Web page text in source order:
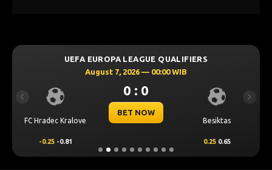
UEFA EUROPA LEAGUE QUALIFIERS
August 7, 2026 — 00:00 WIB
FC Hradec Kralove
0 : 0
BET NOW
Besiktas
-0.25 -0.81 0.25 0.65
Previous Next